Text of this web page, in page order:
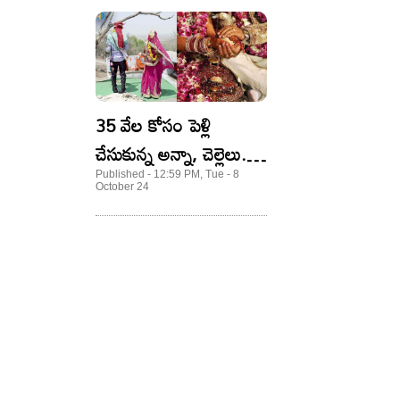
35 వేల కోసం పెళ్లి
చేసుకున్న అన్నా, చెల్లెలు..
ఆ కారణంతోనే
Published - 12:59 PM, Tue - 8
October 24